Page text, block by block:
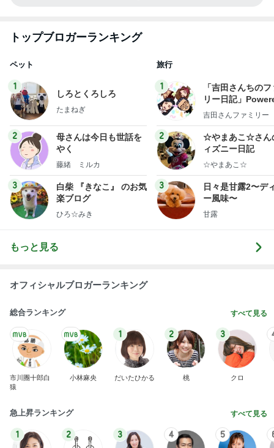
トップブロガーランキング
ペット
1
しろとくろしろ
たまねぎ
2
母さんは今日も世話を
やく
藤緒 ミルカ
3
白柴 『きなこ』 のお気
楽ブログ
ひろ☆みき
旅行
1
「吉田さんちの
リー日記」
y Ameba 吉田さ
ログ
吉田さんファミリー
2
☆やまあこ☆さん
ィズニー日記
☆やまあこ☆
3
日々是甘露2〜デ
ー風味〜
甘露
もっと見る
オフィシャルブロガーランキング
総合ランキング すべて見る
市川團十郎白
猿
小林麻央
1
だいたひかる
2
桃
3
クロ
急上昇ランキング すべて見る
1 2 3 4 5